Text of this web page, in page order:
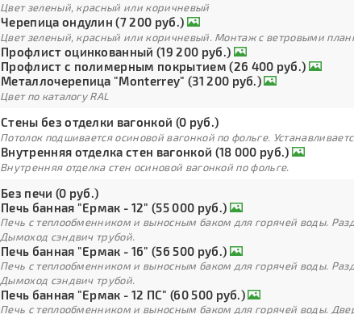
Цвет зеленый, красный или коричневый
Черепица ондулин (7 200 руб.)
Цвет зеленый, красный или коричневый. Монтаж с ветровыми
Профлист оцинкованный (19 200 руб.)
Профлист с полимерным покрытием (26 400 руб.)
Металлочерепица "Monterrey" (31 200 руб.)
Цвет по каталогу RAL
Стены без отделки вагонкой (0 руб.)
Потолок подшивается осиновой вагонкой по фольге.
Внутренняя отделка стен вагонкой (18 000 руб.)
Внутренняя отделка стен осиновой вагонкой по фольге.
Без печи (0 руб.)
Печь банная "Ермак - 12" (55 000 руб.)
Печь с теплообменником и выносным баком для горячей воды.
Дымоход сэндвич трубой.
Печь банная "Ермак - 16" (56 500 руб.)
Печь с теплообменником и выносным баком для горячей воды.
Дымоход сэндвич трубой.
Печь банная "Ермак - 12 ПС" (60 500 руб.)
Печь с теплообменником и выносным баком для горячей воды.